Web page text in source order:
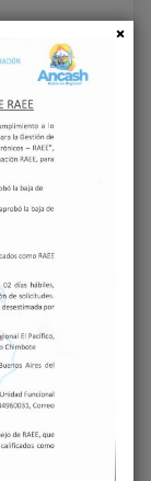
los
en el
con un
La
obra
en
eficiente
la
a
el